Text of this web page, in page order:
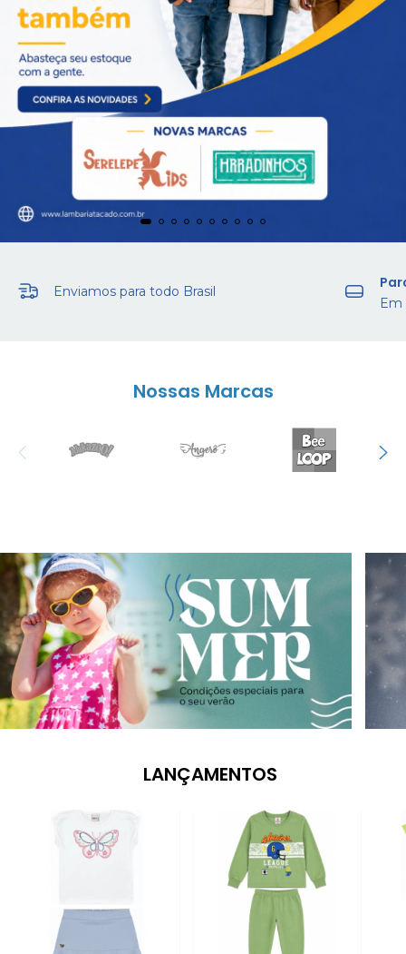
Enviamos para todo Brasil
Em
Nossas Marcas
LANÇAMENTOS